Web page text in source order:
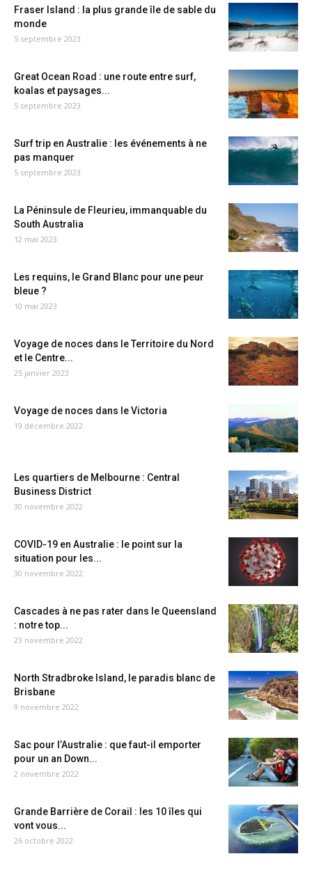
Fraser Island : la plus grande île de sable du
monde
5 septembre 2023
Great Ocean Road : une route entre surf,
koalas et paysages...
5 septembre 2023
Surf trip en Australie : les événements à ne
pas manquer
5 septembre 2023
La Péninsule de Fleurieu, immanquable du
South Australia
12 mai 2023
Les requins, le Grand Blanc pour une peur
bleue ?
10 mai 2023
Voyage de noces dans le Territoire du Nord
et le Centre...
25 janvier 2023
Voyage de noces dans le Victoria
19 décembre 2022
Les quartiers de Melbourne : Central
Business District
30 novembre 2022
COVID-19 en Australie : le point sur la
situation pour les...
30 novembre 2022
Cascades à ne pas rater dans le Queensland
: notre top...
23 novembre 2022
North Stradbroke Island, le paradis blanc de
Brisbane
9 novembre 2022
Sac pour l’Australie : que faut-il emporter
pour un an Down...
2 novembre 2022
Grande Barrière de Corail : les 10 îles qui
vont vous...
26 octobre 2022